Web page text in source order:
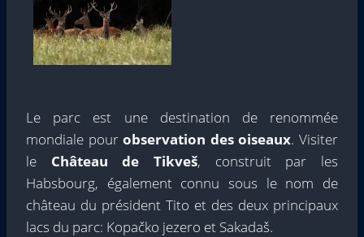
Le parc est une destination de renommée
mondiale pourobservation des oiseaux. Visiter
le Château de Tikveš, construit par les
Habsbourg, également connu sous le nom de
château du président Tito et des deux principaux
lacs du parc: Kopačko jezero et Sakadaš.